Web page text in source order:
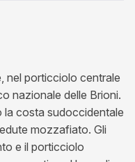
nel porticciolo centrale
nazionale delle Brioni.
la costa sudoccidentale
mozzafiato. Gli
e il porticciolo